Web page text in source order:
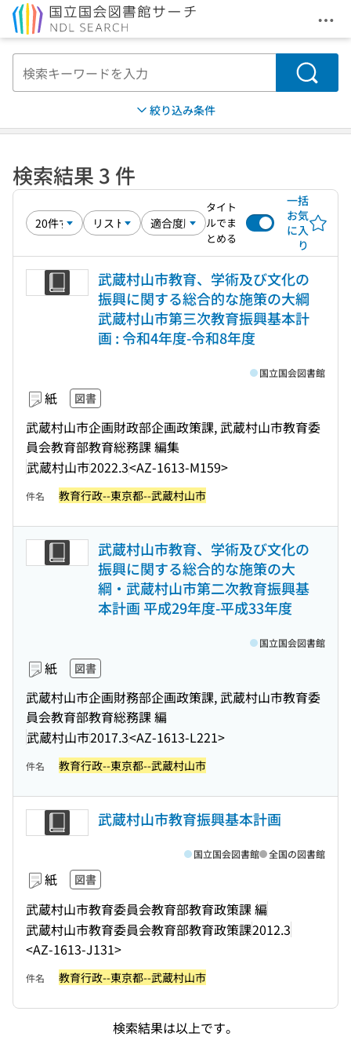
メ
検索
絞り込み条件
検索結果 3 件
タイト
ルでま
とめる
一括
お気
に入
り
武蔵村山市教育、学術及び文化の
振興に関する総合的な施策の大綱
武蔵村山市第三次教育振興基本計
画 : 令和4年度-令和8年度
紙 図書
武蔵村山市企画財政部企画政策課, 武蔵村山市教育委
員会教育部教育総務課 編集
武蔵村山市2022.3<AZ-1613-M159>
国立国会図書館
件名 教育行政--東京都--武蔵村山市
武蔵村山市教育、学術及び文化の
振興に関する総合的な施策の大
綱・武蔵村山市第二次教育振興基
本計画 平成29年度-平成33年度
紙 図書
武蔵村山市企画財務部企画政策課, 武蔵村山市教育委
員会教育部教育総務課 編
武蔵村山市2017.3<AZ-1613-L221>
国立国会図書館
件名 教育行政--東京都--武蔵村山市
武蔵村山市教育振興基本計画
紙 図書
武蔵村山市教育委員会教育部教育政策課 編
武蔵村山市教育委員会教育部教育政策課2012.3
<AZ-1613-J131>
国立国会図書館 全国の図書館
件名 教育行政--東京都--武蔵村山市
検索結果は以上です。